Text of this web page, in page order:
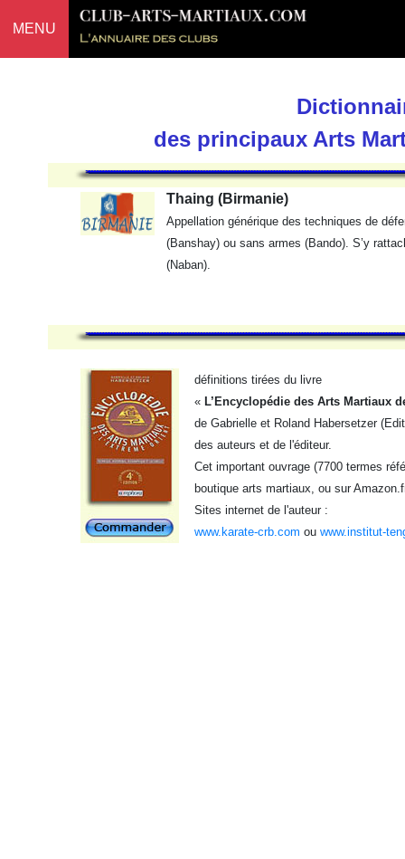
MENU
des principaux Arts
Thaing (Birmanie)
Appellation générique des techniques de
(Banshay) ou sans armes (Bando). S’y
(Naban).
définitions tirées du livre
« L’Encyclopédie des Arts Martiaux
de Gabrielle et Roland Habersetzer
des auteurs et de l'éditeur.
Cet important ouvrage (7700 termes
boutique arts martiaux, ou sur
Sites internet de l'auteur :
www.karate-crb.com ou www.institut-